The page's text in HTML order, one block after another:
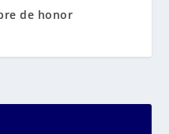
de honor